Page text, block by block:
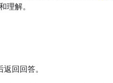
理解。
回回答。